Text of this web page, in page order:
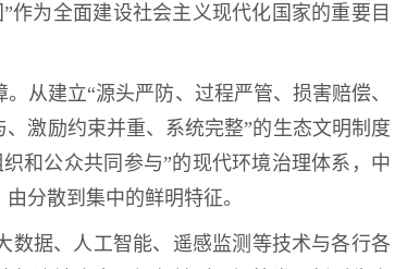
作为全面建设社会主义现代化国家的重要目
从建立“源头严防、过程严管、损害赔偿、
激励约束并重、系统完整”的生态文明制度
和公众共同参与”的现代环境治理体系，中
分散到集中的鲜明特征。
据、人工智能、遥感监测等技术与各行各